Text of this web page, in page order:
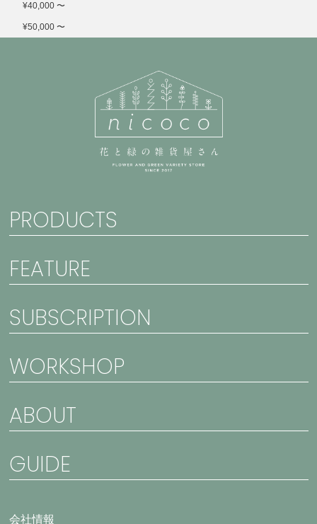
¥40,000 〜
¥50,000 〜
PRODUCTS
FEATURE
SUBSCRIPTION
WORKSHOP
ABOUT
GUIDE
会社情報